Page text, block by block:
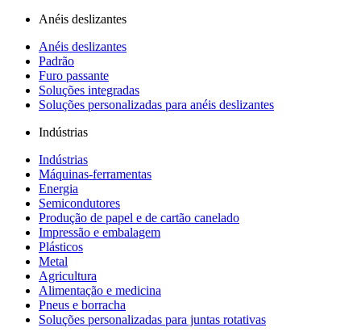
Anéis deslizantes
Anéis deslizantes
Padrão
Furo passante
Soluções integradas
Soluções personalizadas para anéis deslizantes
Indústrias
Indústrias
Máquinas-ferramentas
Energia
Semicondutores
Produção de papel e de cartão canelado
Impressão e embalagem
Plásticos
Metal
Agricultura
Alimentação e medicina
Pneus e borracha
Soluções personalizadas para juntas rotativas